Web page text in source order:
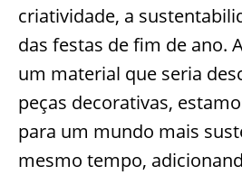
criatividade, a
das festas de fim de ano.
um material que seria
peças decorativas,
para um mundo mais
mesmo tempo,